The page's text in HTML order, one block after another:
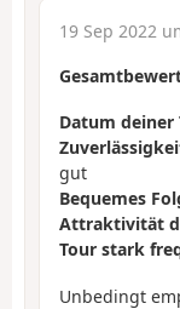
19 Sep 2022
Datum deiner
gut
Bequemes
Attraktivität
Tour stark
Unbedingt